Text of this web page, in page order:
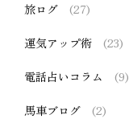
旅ログ (27)
運気アップ術 (23)
電話占いコラム (9)
馬車ブログ (2)